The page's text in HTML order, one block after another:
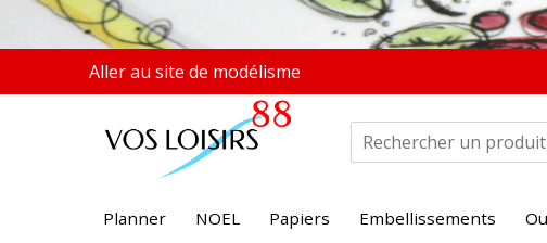
Aller au site de modélisme
Planner NOEL Papiers Embellissements